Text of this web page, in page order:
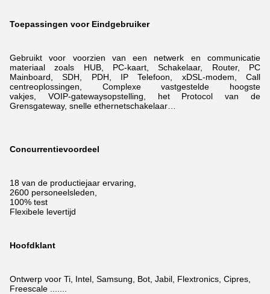
Toepassingen voor Eindgebruiker
Gebruikt voor voorzien van een netwerk en communicatie
materiaal zoals HUB, PC-kaart, Schakelaar, Router, PC
Mainboard, SDH, PDH, IP Telefoon, xDSL-modem,
Call
centreoplossingen, Complexe vastgestelde hoogste
vakjes, VOIP-gatewaysopstelling, het Protocol van de
Grensgateway, snelle ethernetschakelaar…
Concurrentievoordeel
18 van de productiejaar ervaring,
2600 personeelsleden,
100% test
Flexibele levertijd
Hoofdklant
Ontwerp voor Ti, Intel, Samsung, Bot, Jabil, Flextronics, Cipres,
Freescale .......